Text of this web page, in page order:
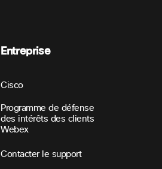
Entreprise
Cisco
Programme de défense
des intérêts des clients
Webex
Contacter le support